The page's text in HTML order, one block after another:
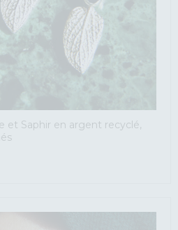
et Saphir en argent recyclé,